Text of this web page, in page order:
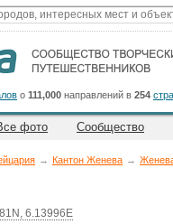
о 111,000 направлений в 254
фото Сообщество
→ Кантон Женева →
6.13996E